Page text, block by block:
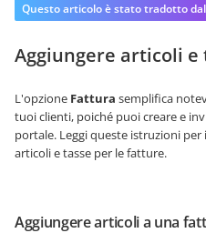
Questo articolo è stato tradotto
Aggiungere articoli
L'opzione Fattura semplifica
tuoi clienti, poiché puoi creare e
portale. Leggi queste istruzioni
articoli e tasse per le fatture.
Aggiungere articoli a una